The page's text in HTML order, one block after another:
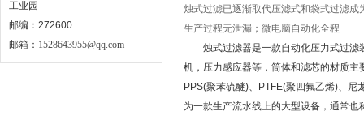
工业园
邮编：272600
邮箱： 1528643955@qq.com
烛式过滤已逐渐取代压滤式和袋式过滤
生产过程无泄漏；微电脑自动化全程
烛式过滤器是一款自动化压力式过
机，压力感应器等，筒体和滤芯的材质
PPS(聚苯硫醚)、PTFE(聚四氟乙烯)、
为一款生产流水线上的大型设备，通常也